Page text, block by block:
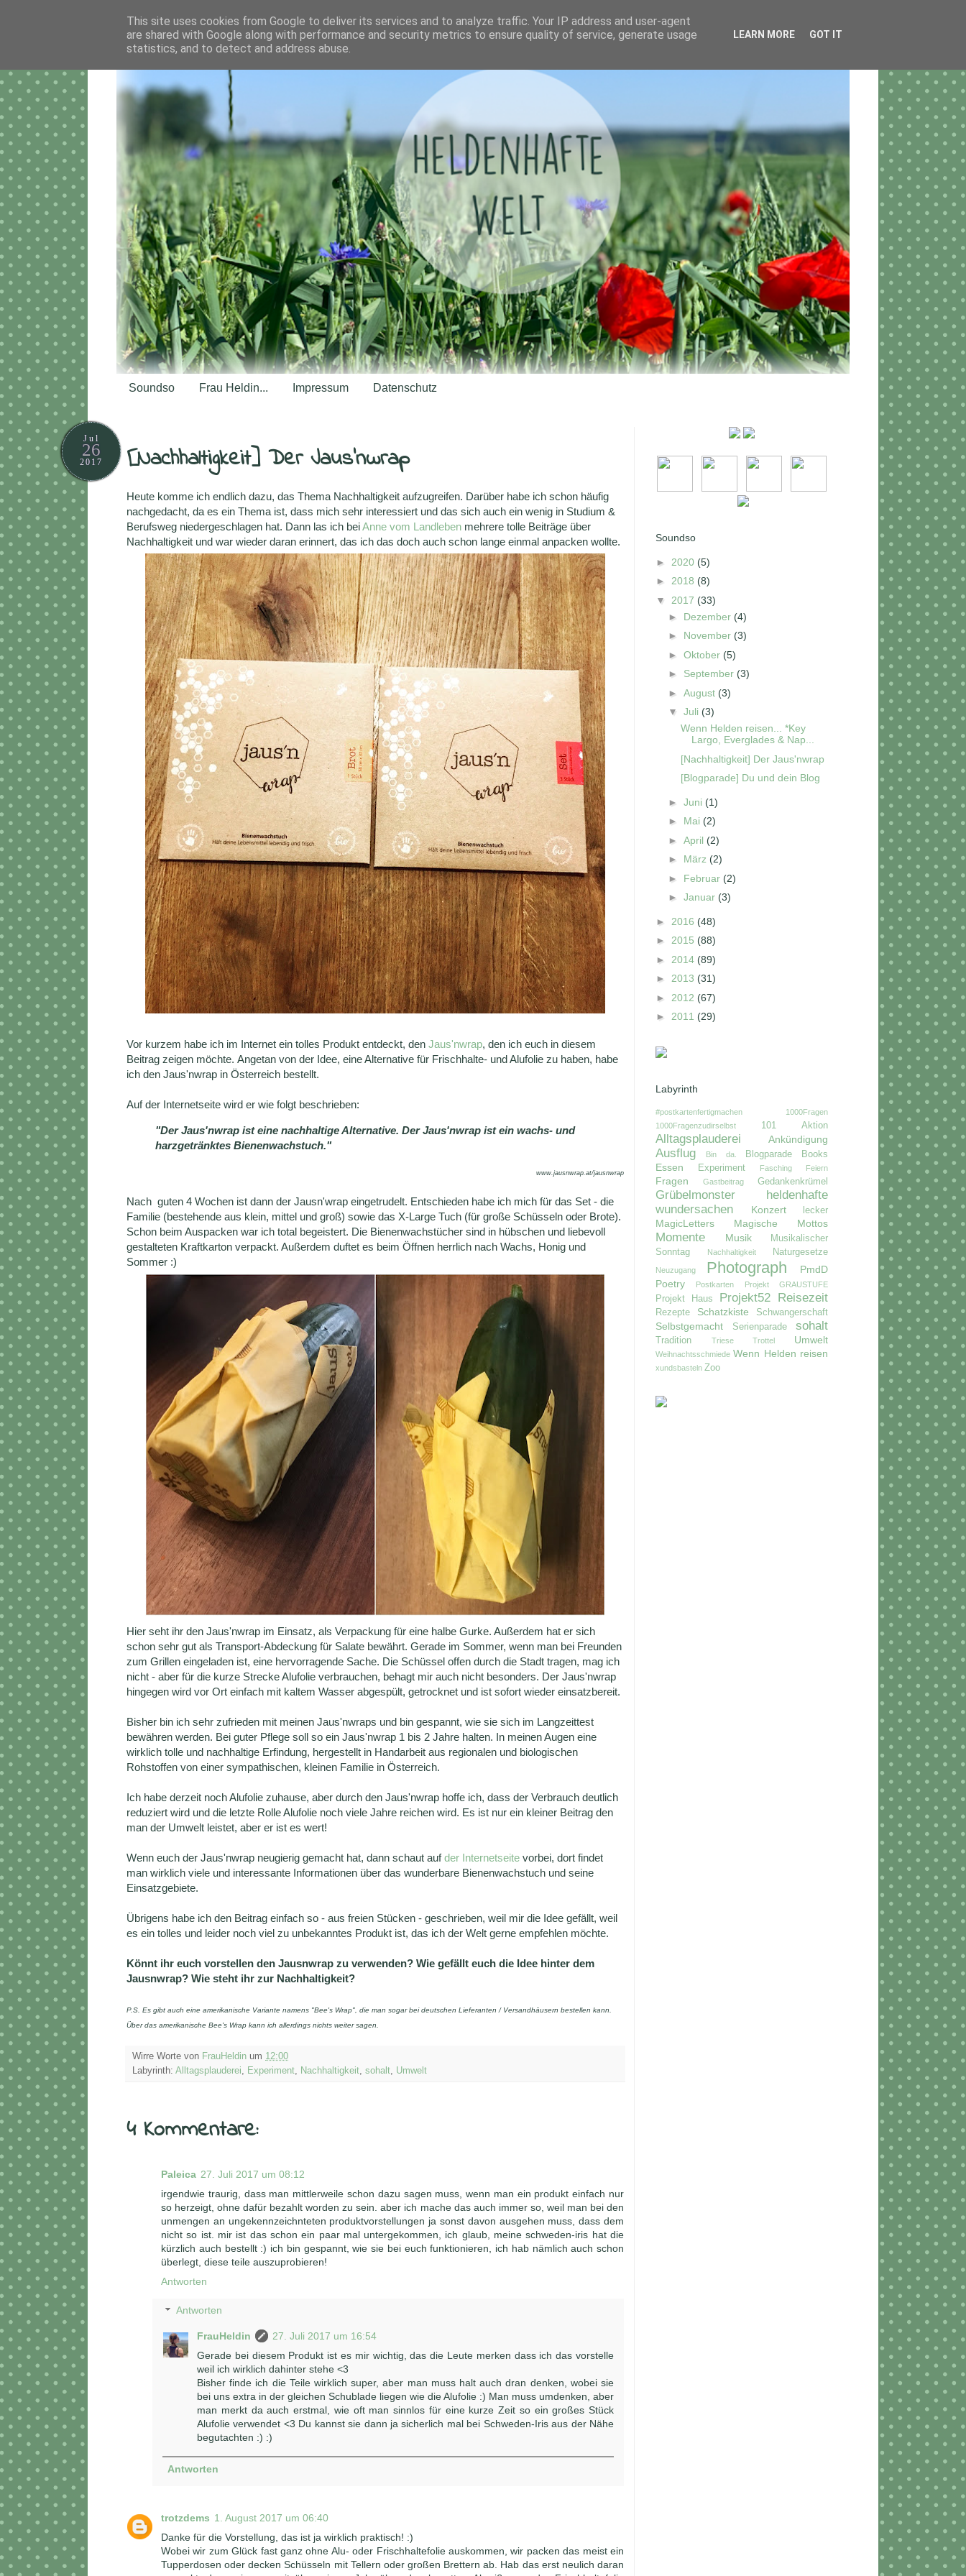
Soundso Frau Heldin... Impressum Datenschutz
Jul
26
2017 [Nachhaltigkeit] Der Jaus'nwrap
Heute komme ich endlich dazu, das Thema Nachhaltigkeit aufzugreifen. Darüber habe ich schon häufig
nachgedacht, da es ein Thema ist, dass mich sehr interessiert und das sich auch ein wenig in Studium &
Berufsweg niedergeschlagen hat. Dann las ich beiAnne vom Landleben mehrere tolle Beiträge über
Nachhaltigkeit und war wieder daran erinnert, das ich das doch auch schon lange einmal anpacken wollte.
Vor kurzem habe ich im Internet ein tolles Produkt entdeckt, den Jaus'nwrap, den ich euch in diesem
Beitrag zeigen möchte. Angetan von der Idee, eine Alternative für Frischhalte- und Alufolie zu haben, habe
ich den Jaus'nwrap in Österreich bestellt.
Auf der Internetseite wird er wie folgt beschrieben:
"Der Jaus'nwrap ist eine nachhaltige Alternative. Der Jaus'nwrap ist ein wachs- und
harzgetränktes Bienenwachstuch."
www.jausnwrap.at/jausnwrap
Nach guten 4 Wochen ist dann der Jausn'wrap eingetrudelt. Entschieden habe ich mich für das Set - die
Familie (bestehende aus klein, mittel und groß) sowie das X-Large Tuch (für große Schüsseln oder Brote).
Schon beim Auspacken war ich total begeistert. Die Bienenwachstücher sind in hübschen und liebevoll
gestalteten Kraftkarton verpackt. Außerdem duftet es beim Öffnen herrlich nach Wachs, Honig und
Sommer :)
Hier seht ihr den Jaus'nwrap im Einsatz, als Verpackung für eine halbe Gurke. Außerdem hat er sich
schon sehr gut als Transport-Abdeckung für Salate bewährt. Gerade im Sommer, wenn man bei Freunden
zum Grillen eingeladen ist, eine hervorragende Sache. Die Schüssel offen durch die Stadt tragen, mag ich
nicht - aber für die kurze Strecke Alufolie verbrauchen, behagt mir auch nicht besonders. Der Jaus'nwrap
hingegen wird vor Ort einfach mit kaltem Wasser abgespült, getrocknet und ist sofort wieder einsatzbereit.
Bisher bin ich sehr zufrieden mit meinen Jaus'nwraps und bin gespannt, wie sie sich im Langzeittest
bewähren werden. Bei guter Pflege soll so ein Jaus'nwrap 1 bis 2 Jahre halten. In meinen Augen eine
wirklich tolle und nachhaltige Erfindung, hergestellt in Handarbeit aus regionalen und biologischen
Rohstoffen von einer sympathischen, kleinen Familie in Österreich.
Ich habe derzeit noch Alufolie zuhause, aber durch den Jaus'nwrap hoffe ich, dass der Verbrauch deutlich
reduziert wird und die letzte Rolle Alufolie noch viele Jahre reichen wird. Es ist nur ein kleiner Beitrag den
man der Umwelt leistet, aber er ist es wert!
Wenn euch der Jaus'nwrap neugierig gemacht hat, dann schaut aufder Internetseite vorbei, dort findet
man wirklich viele und interessante Informationen über das wunderbare Bienenwachstuch und seine
Einsatzgebiete.
Übrigens habe ich den Beitrag einfach so - aus freien Stücken - geschrieben, weil mir die Idee gefällt, weil
es ein tolles und leider noch viel zu unbekanntes Produkt ist, das ich der Welt gerne empfehlen möchte.
Könnt ihr euch vorstellen den Jausnwrap zu verwenden? Wie gefällt euch die Idee hinter dem
Jausnwrap? Wie steht ihr zur Nachhaltigkeit?
P.S. Es gibt auch eine amerikanische Variante namens "Bee's Wrap", die man sogar bei deutschen Lieferanten / Versandhäusern bestellen kann.
Über das amerikanische Bee's Wrap kann ich allerdings nichts weiter sagen.
Wirre Worte von FrauHeldin um 12:00
Labyrinth: Alltagsplauderei, Experiment, Nachhaltigkeit, sohalt, Umwelt
4 Kommentare:
Paleica 27. Juli 2017 um 08:12
irgendwie traurig, dass man mittlerweile schon dazu sagen muss, wenn man ein produkt einfach nur
so herzeigt, ohne dafür bezahlt worden zu sein. aber ich mache das auch immer so, weil man bei den
unmengen an ungekennzeichnteten produktvorstellungen ja sonst davon ausgehen muss, dass dem
nicht so ist. mir ist das schon ein paar mal untergekommen, ich glaub, meine schweden-iris hat die
kürzlich auch bestellt :) ich bin gespannt, wie sie bei euch funktionieren, ich hab nämlich auch schon
überlegt, diese teile auszuprobieren!
Antworten
Antworten
FrauHeldin
27. Juli 2017 um 16:54
Gerade bei diesem Produkt ist es mir wichtig, das die Leute merken dass ich das vorstelle
weil ich wirklich dahinter stehe <3
Bisher finde ich die Teile wirklich super, aber man muss halt auch dran denken, wobei sie
bei uns extra in der gleichen Schublade liegen wie die Alufolie :) Man muss umdenken, aber
man merkt da auch erstmal, wie oft man sinnlos für eine kurze Zeit so ein großes Stück
Alufolie verwendet <3 Du kannst sie dann ja sicherlich mal bei Schweden-Iris aus der Nähe
begutachten :) :)
Antworten
trotzdems 1. August 2017 um 06:40
Danke für die Vorstellung, das ist ja wirklich praktisch! :)
Wobei wir zum Glück fast ganz ohne Alu- oder Frischhaltefolie auskommen, wir packen das meist ein
Tupperdosen oder decken Schüsseln mit Tellern oder großen Brettern ab. Hab das erst neulich daran
Soundso
► 2020 (5)
► 2018 (8)
▼ 2017 (33)
► Dezember (4)
► November (3)
► Oktober (5)
► September (3)
► August (3)
▼ Juli (3)
Wenn Helden reisen... *Key
Largo, Everglades & Nap...
[Nachhaltigkeit] Der Jaus'nwrap
[Blogparade] Du und dein Blog
► Juni (1)
► Mai (2)
► April (2)
► März (2)
► Februar (2)
► Januar (3)
► 2016 (48)
► 2015 (88)
► 2014 (89)
► 2013 (31)
► 2012 (67)
► 2011 (29)
Labyrinth
#postkartenfertigmachen
1000Fragen
1000Fragenzudirselbst
101 Aktion
Alltagsplauderei Ankündigung
Ausflug Bin da. Blogparade Books
Essen Experiment Fasching Feiern
Fragen Gastbeitrag Gedankenkrümel
Grübelmonster
heldenhafte
wundersachen
Konzert lecker
MagicLetters Magische Mottos
Momente Musik
Musikalischer
Sonntag
Nachhaltigkeit Naturgesetze
Neuzugang Photograph
PmdD
Poetry
Postkarten Projekt GRAUSTUFE
Projekt Haus Projekt52 Reisezeit
Rezepte Schatzkiste Schwangerschaft
Selbstgemacht Serienparade sohalt
Tradition Triese Trottel Umwelt
Weihnachtsschmiede Wenn Helden reisen
xundsbasteln Zoo
This site uses cookies from Google to deliver its services and to analyze traffic. Your IP address and user-agent
are shared with Google along with performance and security metrics to ensure quality of service, generate usage
statistics, and to detect and address abuse.
LEARN MORE GOT IT